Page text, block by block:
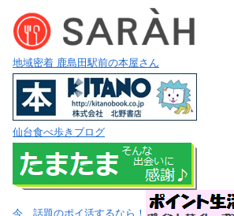
地域密着 鹿島田駅前の本屋さん
仙台食べ歩きブログ
今、話題のポイ活するなら！